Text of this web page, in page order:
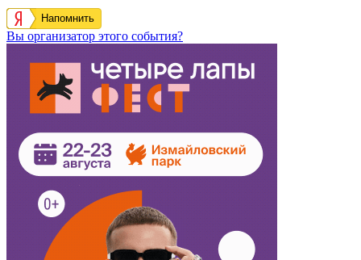
Напомнить
Вы организатор этого события?